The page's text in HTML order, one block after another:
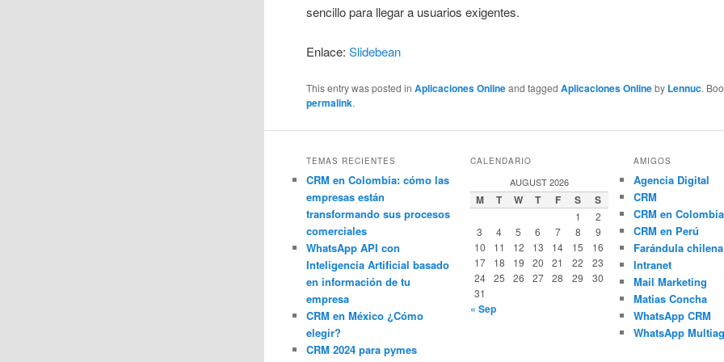
sencillo para llegar a usuarios exigentes.
Enlace:Slidebean
This entry was posted inAplicaciones Onlineand taggedAplicaciones Onlineby Lennuc.
permalink.
TEMAS RECIENTES
CRM en Colombia: cómo las
empresas están
transformando sus procesos
comerciales
WhatsApp API con
Inteligencia Artificial basado
en información de tu
empresa
CRM en México ¿Cómo
elegir?
CRM 2024 para pymes
CALENDARIO
AUGUST 2026
M T W T F S S
1
2
3
4 5 6 7 8
9
10
11 12 13 14 15
16
17
18 19 20 21 22
23
24
25 26 27 28 29
30
31
« Sep
AMIGOS
Agencia Digital
CRM
CRM en Colombia
CRM en Perú
Farándula chilena
Intranet
Mail Marketing
Matias Concha
WhatsApp CRM
WhatsApp